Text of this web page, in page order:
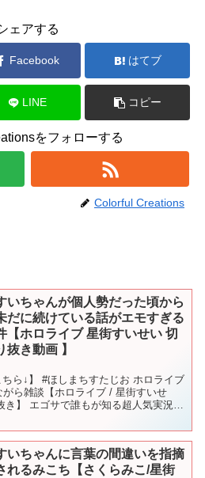
ェアする
Facebook はてブ
LINE コピー
をフォローする
Colorful Creations
いちゃんが個人勢だった頃から
だに続けている話がエモすぎる
【ホロライブ 星街すいせい 切
抜き動画 】
ちら↓】 #ほしまちすたじお ホロライブ
ら雑談【ホロライブ / 星街すいせ
き】 エゴサで誰もが知る超人気実況者
いちゃんに言葉の間違いを指摘
れるみこち【さくらみこ/星街